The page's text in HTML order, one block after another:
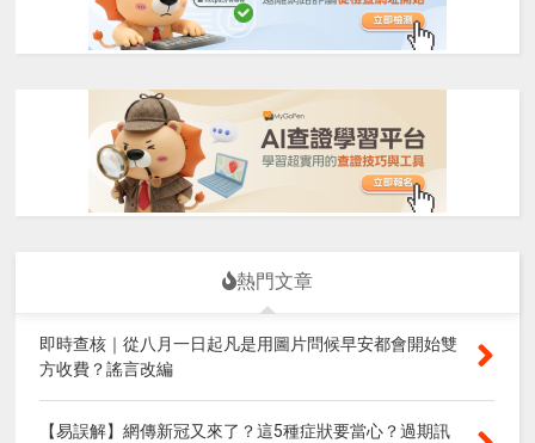
熱門文章
即時查核｜從八月一日起凡是用圖片問候早安都會開始雙
方收費？謠言改編
【易誤解】網傳新冠又來了？這5種症狀要當心？過期訊